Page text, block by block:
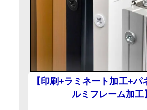
【印刷+ラミネート加工+パ
ルミフレーム加工